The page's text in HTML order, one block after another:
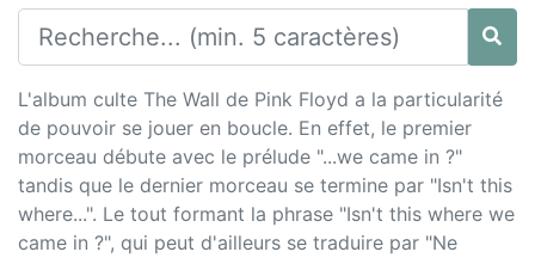
L'album culte The Wall de Pink Floyd a la particularité
de pouvoir se jouer en boucle. En effet, le premier
morceau débute avec le prélude "...we came in ?"
tandis que le dernier morceau se termine par "Isn't this
where...". Le tout formant la phrase "Isn't this where we
came in ?", qui peut d'ailleurs se traduire par "Ne